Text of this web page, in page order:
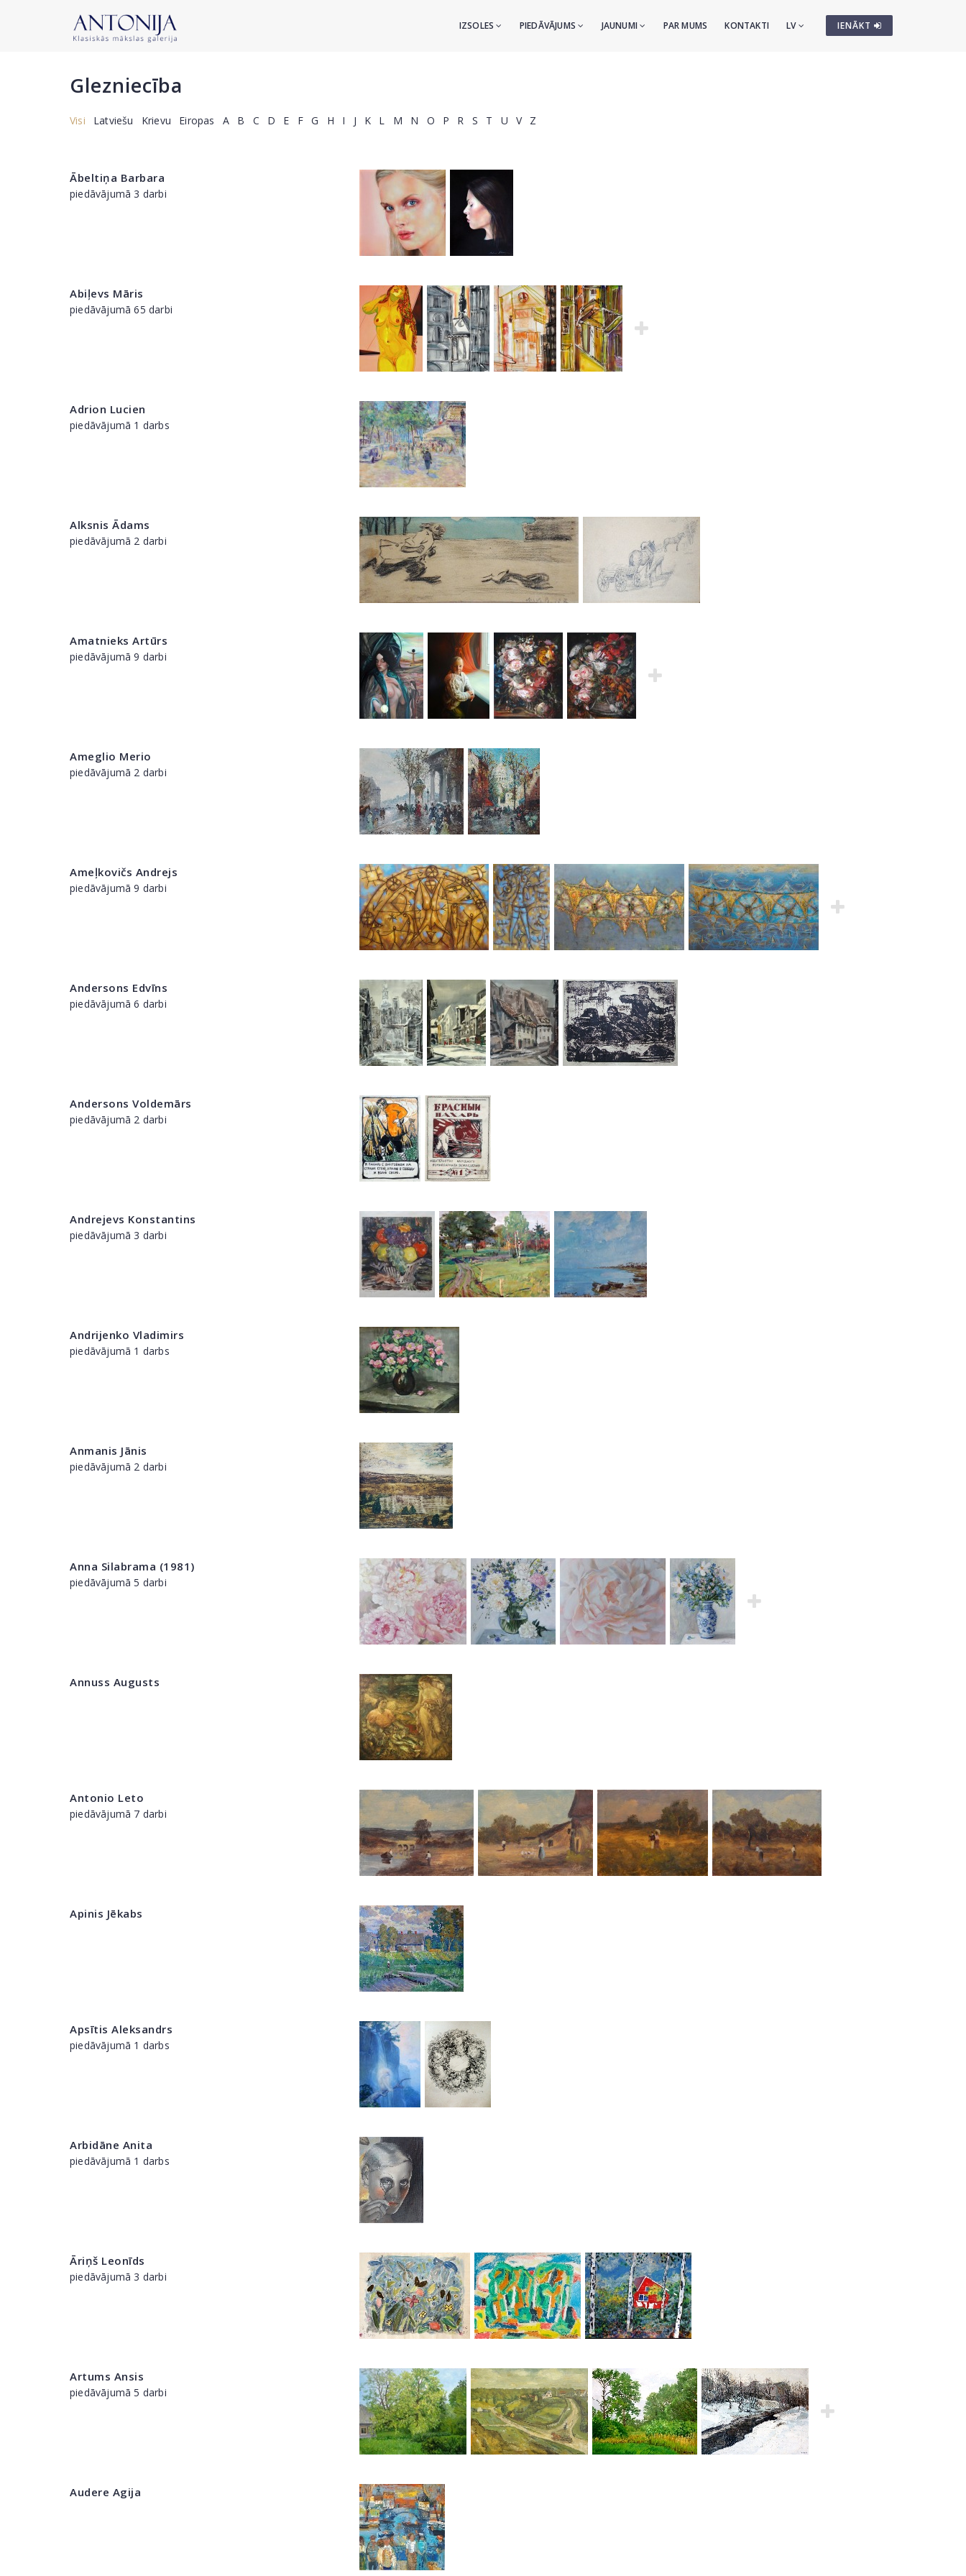
IENĀKT
IZSOLES PIEDĀVĀJUMS JAUNUMI PAR MUMS KONTAKTI LV
Glezniecība
Visi Latviešu Krievu Eiropas A B C D E F G H I J K L M N O P R S T U V Z
Ābeltiņa Barbara
piedāvājumā 3 darbi
Abiļevs Māris
piedāvājumā 65 darbi
Adrion Lucien
piedāvājumā 1 darbs
Alksnis Ādams
piedāvājumā 2 darbi
Amatnieks Artūrs
piedāvājumā 9 darbi
Ameglio Merio
piedāvājumā 2 darbi
Ameļkovičs Andrejs
piedāvājumā 9 darbi
Andersons Edvīns
piedāvājumā 6 darbi
Andersons Voldemārs
piedāvājumā 2 darbi
Andrejevs Konstantins
piedāvājumā 3 darbi
Andrijenko Vladimirs
piedāvājumā 1 darbs
Anmanis Jānis
piedāvājumā 2 darbi
Anna Silabrama (1981)
piedāvājumā 5 darbi
Annuss Augusts
Antonio Leto
piedāvājumā 7 darbi
Apinis Jēkabs
Apsītis Aleksandrs
piedāvājumā 1 darbs
Arbidāne Anita
piedāvājumā 1 darbs
Āriņš Leonīds
piedāvājumā 3 darbi
Artums Ansis
piedāvājumā 5 darbi
Audere Agija